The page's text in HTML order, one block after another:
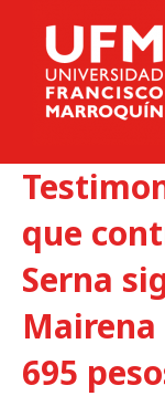
que
Serna
695